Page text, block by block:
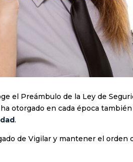
el Preámbulo de la Ley de
otorgado en cada época
.
de Vigilar y mantener el orden